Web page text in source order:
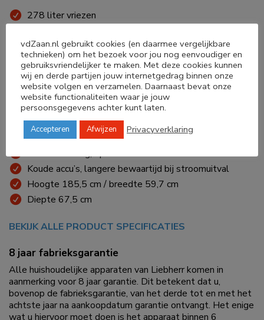
278 liter vriezen
Energieverbruik 159kWh/annum
Geluidsniveau 33dB
Touch & Swipe kleurendisplay
Soepel uittrekbare en zelfsluitende vrieslade
Laden op telescooprails
NoFrost, nooit meer ontdooien!
VarioSpace, genoeg ruimte voor de hoogste ijstaart!
LED verlichting, optimaal zicht ook in het donker
Koude accu’s, langere bewaartijd bij stroomuitval
Hoogte 185,5 cm / breedte 59,7 cm
Diepte 67,5 cm
BEKIJK ALLE PRODUCT SPECIFICATIES
8 jaar fabrieksgarantie
Alle huishoudelijke apparaten van Liebherr komen in
aanmerking voor 8 jaar garantie. Dit betekent dat u,
bovenop de fabrieksgarantie, van het derde tot en met het
achtste jaar na aankoopdatum garantie ontvangt. Het enige
wat u hiervoor moet doen is het apparaat binnen 6
vdZaan.nl gebruikt cookies (en daarmee vergelijkbare
technieken) om het bezoek voor jou nog eenvoudiger en
gebruiksvriendelijker te maken. Met deze cookies kunnen
wij en derde partijen jouw internetgedrag binnen onze
website volgen en verzamelen. Daarnaast bevat onze
website functionaliteiten waar je jouw
persoonsgegevens achter kunt laten.
Accepteren Afwijzen Privacyverklaring